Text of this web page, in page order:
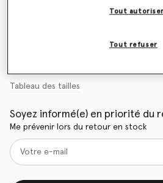
Tableau des tailles
Soyez informé(e) en priorité du
Me prévenir lors du retour en stock
Tout refuser
Tout autoriser